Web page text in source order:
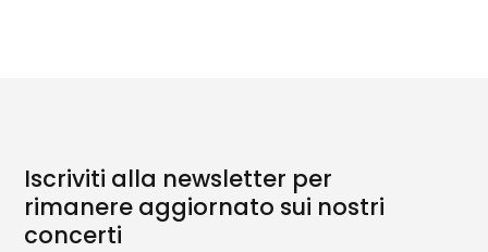
Iscriviti alla newsletter per
rimanere aggiornato sui nostri
concerti